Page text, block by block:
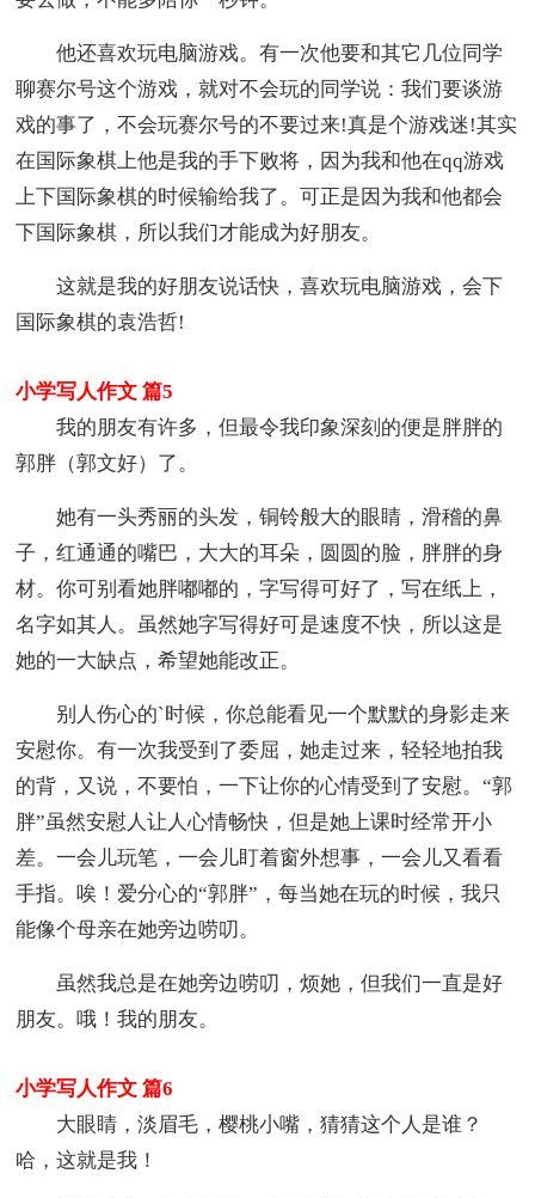
他还喜欢玩电脑游戏。有一次他要和其它几位同学
聊赛尔号这个游戏，就对不会玩的同学说：我们要谈游
戏的事了，不会玩赛尔号的不要过来!真是个游戏迷!其实
在国际象棋上他是我的手下败将，因为我和他在qq游戏
上下国际象棋的时候输给我了。可正是因为我和他都会
下国际象棋，所以我们才能成为好朋友。
这就是我的好朋友说话快，喜欢玩电脑游戏，会下
国际象棋的袁浩哲!
小学写人作文 篇5
我的朋友有许多，但最令我印象深刻的便是胖胖的
郭胖（郭文好）了。
她有一头秀丽的头发，铜铃般大的眼睛，滑稽的鼻
子，红通通的嘴巴，大大的耳朵，圆圆的脸，胖胖的身
材。你可别看她胖嘟嘟的，字写得可好了，写在纸上，
名字如其人。虽然她字写得好可是速度不快，所以这是
她的一大缺点，希望她能改正。
别人伤心的`时候，你总能看见一个默默的身影走来
安慰你。有一次我受到了委屈，她走过来，轻轻地拍我
的背，又说，不要怕，一下让你的心情受到了安慰。“郭
胖”虽然安慰人让人心情畅快，但是她上课时经常开小
差。一会儿玩笔，一会儿盯着窗外想事，一会儿又看看
手指。唉！爱分心的“郭胖”，每当她在玩的时候，我只
能像个母亲在她旁边唠叨。
虽然我总是在她旁边唠叨，烦她，但我们一直是好
朋友。哦！我的朋友。
小学写人作文 篇6
大眼睛，淡眉毛，樱桃小嘴，猜猜这个人是谁？
哈，这就是我！